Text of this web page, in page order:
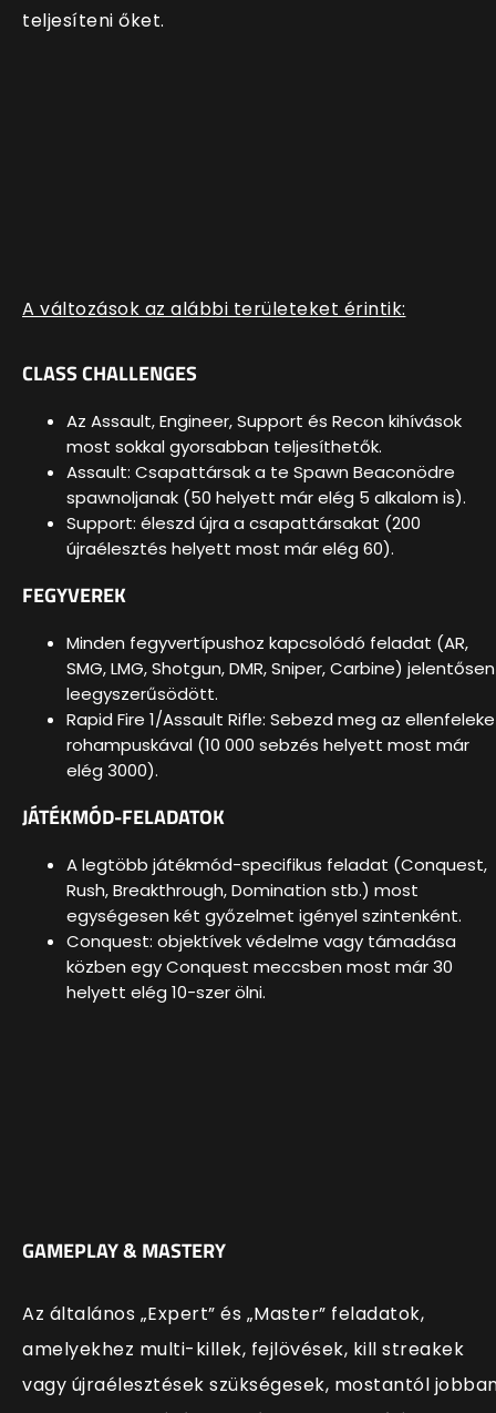
teljesíteni őket.
A változások az alábbi területeket érintik:
CLASS CHALLENGES
Az Assault, Engineer, Support és Recon kihívások
most sokkal gyorsabban teljesíthetők.
Assault: Csapattársak a te Spawn Beaconödre
spawnoljanak (50 helyett már elég 5 alkalom is).
Support: éleszd újra a csapattársakat (200
újraélesztés helyett most már elég 60).
FEGYVEREK
Minden fegyvertípushoz kapcsolódó feladat (AR,
SMG, LMG, Shotgun, DMR, Sniper, Carbine) jelentősen
leegyszerűsödött.
Rapid Fire 1/Assault Rifle: Sebezd meg az
rohampuskával (10 000 sebzés helyett most már
elég 3000).
JÁTÉKMÓD-FELADATOK
A legtöbb játékmód-specifikus feladat (Conquest,
Rush, Breakthrough, Domination stb.) most
egységesen két győzelmet igényel szintenként.
Conquest: objektívek védelme vagy támadása
közben egy Conquest meccsben most már 30
helyett elég 10-szer ölni.
GAMEPLAY & MASTERY
Az általános „Expert” és „Master” feladatok,
amelyekhez multi-killek, fejlövések, kill streakek
vagy újraélesztések szükségesek, mostantól